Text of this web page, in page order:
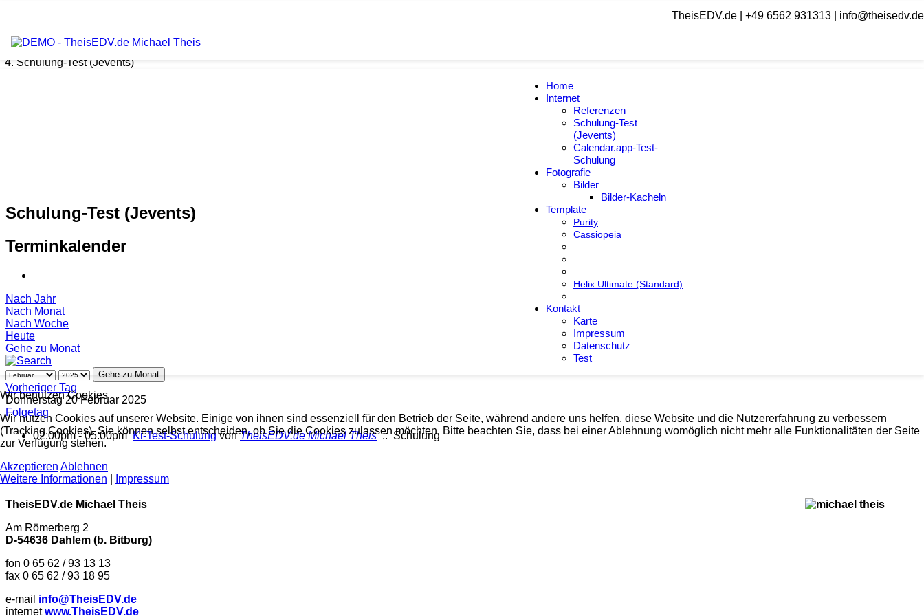
TheisEDV.de | +49 6562 931313 | info@theisedv.de
Home
Internet
Referenzen
Schulung-Test
(Jevents)
Calendar.app-Test-
Schulung
Fotografie
Bilder
Bilder-Kacheln
Template
Purity
Cassiopeia
Helix Ultimate (Standard)
Kontakt
Karte
Impressum
Datenschutz
Test
Home
Internet
Schulung-Test (Jevents)
Schulung-Test (Jevents)
Terminkalender
Nach Jahr
Nach Monat
Nach Woche
Heute
Gehe zu Monat
Gehe zu Monat
Vorheriger Tag
Donnerstag 20 Februar 2025
Folgetag
02:00pm - 05:00pmKi-Test-Schulungvon TheisEDV.de Michael Theis:: Schulung
TheisEDV.de Michael Theis
Am Römerberg 2
D-54636 Dahlem (b. Bitburg)
fon 0 65 62 / 93 13 13
fax 0 65 62 / 93 18 95
e-mail info@TheisEDV.de
internetwww.TheisEDV.de
Wir benutzen Cookies
Wir nutzen Cookies auf unserer Website. Einige von ihnen sind essenziell für den Betrieb der Seite, während andere uns helfen, diese Website und die Nutzererfahrung zu verbessern
(Tracking Cookies). Sie können selbst entscheiden, ob Sie die Cookies zulassen möchten. Bitte beachten Sie, dass bei einer Ablehnung womöglich nicht mehr alle Funktionalitäten der Seite
zur Verfügung stehen.
Akzeptieren Ablehnen
Weitere Informationen
Impressum